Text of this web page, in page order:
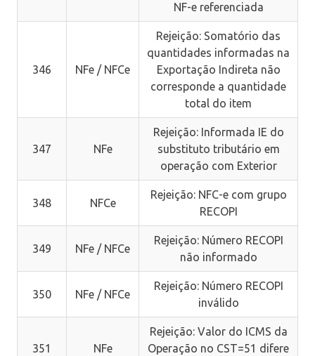
NF-e referenciada
346 NFe / NFCe
Rejeição: Somatório das
quantidades informadas na
Exportação Indireta não
corresponde a quantidade
total do item
347 NFe
Rejeição: Informada IE do
substituto tributário em
operação com Exterior
348 NFCe
Rejeição: NFC-e com grupo
RECOPI
349 NFe / NFCe
Rejeição: Número RECOPI
não informado
350 NFe / NFCe
Rejeição: Número RECOPI
inválido
351 NFe
Rejeição: Valor do ICMS da
Operação no CST=51 difere